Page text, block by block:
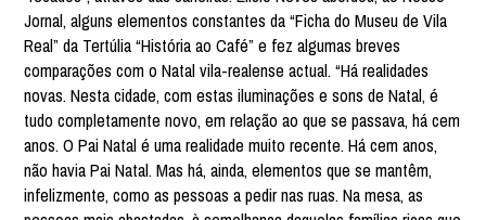
Jornal, alguns elementos constantes da “Ficha do Museu de Vila
Real” da Tertúlia “História ao Café” e fez algumas breves
comparações com o Natal vila-realense actual. “Há realidades
novas. Nesta cidade, com estas iluminações e sons de Natal, é
tudo completamente novo, em relação ao que se passava, há cem
anos. O Pai Natal é uma realidade muito recente. Há cem anos,
não havia Pai Natal. Mas há, ainda, elementos que se mantêm,
infelizmente, como as pessoas a pedir nas ruas. Na mesa, as